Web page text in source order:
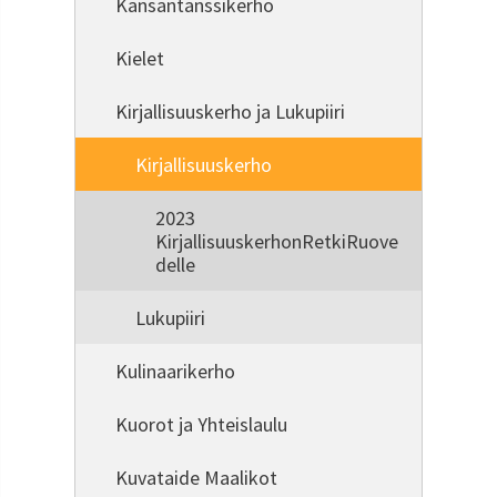
Kielet
Kirjallisuuskerho ja Lukupiiri
Kirjallisuuskerho
2023
KirjallisuuskerhonRetkiRuove
delle
Lukupiiri
Kulinaarikerho
Kuorot ja Yhteislaulu
Kuvataide Maalikot